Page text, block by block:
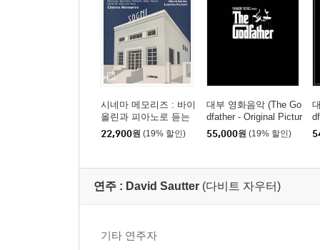
시네마 메모리즈 : 바이
올린과 피아노로 듣는
영화 모음곡 (Cinema
Memories)
22,900원 (19% 할인)
대부 영화음악 (The Go
dfather - Original Pictur
e Soundtrack) [LP]
55,000원 (19% 할인)
e
연주 : David Sautter (다비트 자우터)
기타 연주자